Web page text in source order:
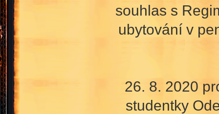
souhlas s
ubytování v
26. 8. 2020
studentky